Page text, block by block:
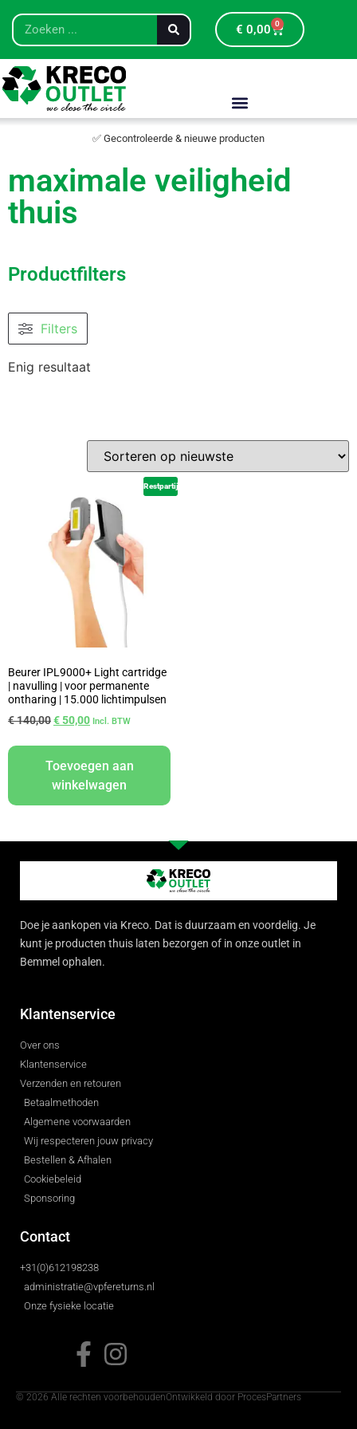
€ 0,00 0
✅ Gecontroleerde & nieuwe producten
maximale veiligheid
thuis
Productfilters
Filters
Enig resultaat
Restpartij
Beurer IPL9000+ Light cartridge
| navulling | voor permanente
ontharing | 15.000 lichtimpulsen
€140,00€50,00 Incl. BTW
Toevoegen aan
winkelwagen
Doe je aankopen via Kreco. Dat is duurzaam en voordelig. Je
kunt je producten thuis laten bezorgen of in onze outlet in
Bemmel ophalen.
Klantenservice
Over ons
Klantenservice
Verzenden en retouren
Betaalmethoden
Algemene voorwaarden
Wij respecteren jouw privacy
Bestellen & Afhalen
Cookiebeleid
Sponsoring
Contact
+31(0)612198238
administratie@vpfereturns.nl
Onze fysieke locatie
© 2026 Alle rechten voorbehoudenOntwikkeld door ProcesPartners